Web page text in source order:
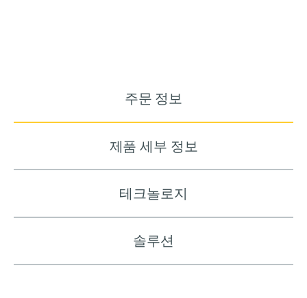
주문 정보
제품 세부 정보
테크놀로지
솔루션